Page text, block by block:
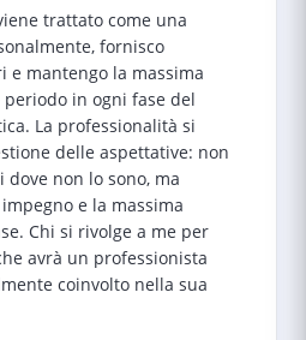
trattato come una
fornisco
e mantengo la massima
in ogni fase del
La professionalità si
delle aspettative: non
non lo sono, ma
e la massima
Chi si rivolge a me per
avrà un professionista
coinvolto nella sua